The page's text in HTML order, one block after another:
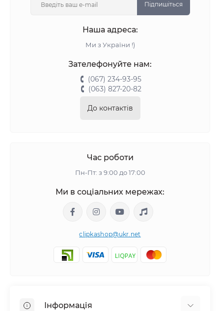
Підпишіться
Наша адреса:
Ми з України !)
Зателефонуйте нам:
(067) 234-93-95
(063) 827-20-82
До контактів
Час роботи
Пн-Пт: з 9:00 до 17:00
Ми в соціальних мережах:
clipkashop@ukr.net
Інформація